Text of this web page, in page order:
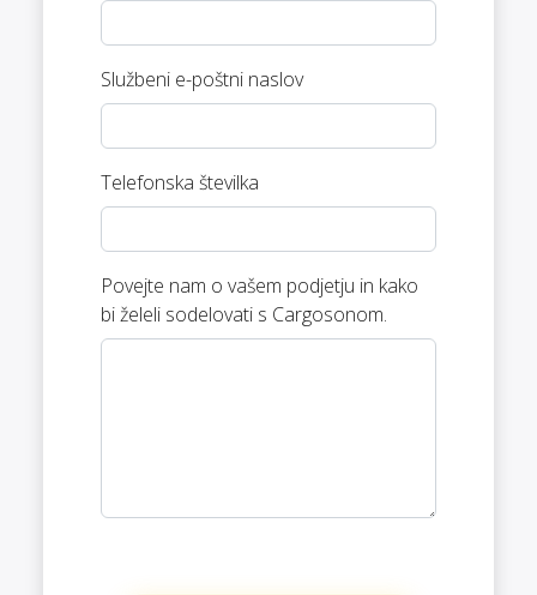
Službeni e-poštni naslov
Telefonska številka
Povejte nam o vašem podjetju in kako
bi želeli sodelovati s Cargosonom.